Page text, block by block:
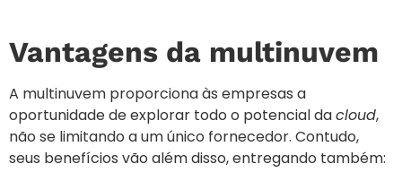
Vantagens da multinuvem
A multinuvem proporciona às empresas a
oportunidade de explorar todo o potencial dacloud,
não se limitando a um único fornecedor. Contudo,
seus benefícios vão além disso, entregando também: